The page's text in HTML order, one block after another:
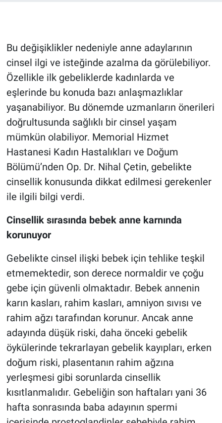
Bu değişiklikler nedeniyle anne adaylarının
cinsel ilgi ve isteğinde azalma da görülebiliyor.
Özellikle ilk gebeliklerde kadınlarda ve
eşlerinde bu konuda bazı anlaşmazlıklar
yaşanabiliyor. Bu dönemde uzmanların önerileri
doğrultusunda sağlıklı bir cinsel yaşam
mümkün olabiliyor. Memorial Hizmet
Hastanesi Kadın Hastalıkları ve Doğum
Bölümü’nden Op. Dr. Nihal Çetin, gebelikte
cinsellik konusunda dikkat edilmesi gerekenler
ile ilgili bilgi verdi.
Cinsellik sırasında bebek anne karnında
korunuyor
Gebelikte cinsel ilişki bebek için tehlike teşkil
etmemektedir, son derece normaldir ve çoğu
gebe için güvenli olmaktadır. Bebek annenin
karın kasları, rahim kasları, amniyon sıvısı ve
rahim ağzı tarafından korunur. Ancak anne
adayında düşük riski, daha önceki gebelik
öykülerinde tekrarlayan gebelik kayıpları, erken
doğum riski, plasentanın rahim ağzına
yerleşmesi gibi sorunlarda cinsellik
kısıtlanmalıdır. Gebeliğin son haftaları yani 36
hafta sonrasında baba adayının spermi
Magazin
Bilim ve Teknoloji